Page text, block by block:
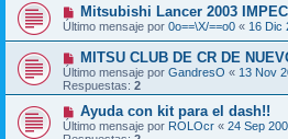
Mitsubishi Lancer 2003
Último mensaje por 0o==\X/==o0 « 16 Dic
MITSU CLUB DE CR DE
Último mensaje por GandresO « 13 Nov
Respuestas: 2
Ayuda con kit para el dash!!
Último mensaje por ROLOcr « 24 Sep